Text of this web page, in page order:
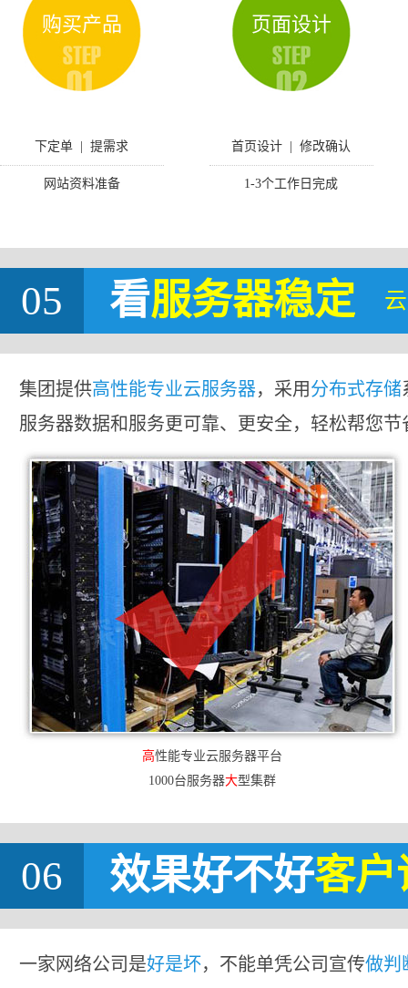
购买产品
下定单 | 提需求
网站资料准备
页面设计
首页设计 | 修改确认
1-3个工作日完成
05 看服务器稳定
集团提供高性能专业云服务器，采用分布式存储
服务器数据和服务更可靠、更安全，轻松帮您节
高性能专业云服务器平台
1000台服务器大型集群
06 效果好不好客户
一家网络公司是好是坏，不能单凭公司宣传做判